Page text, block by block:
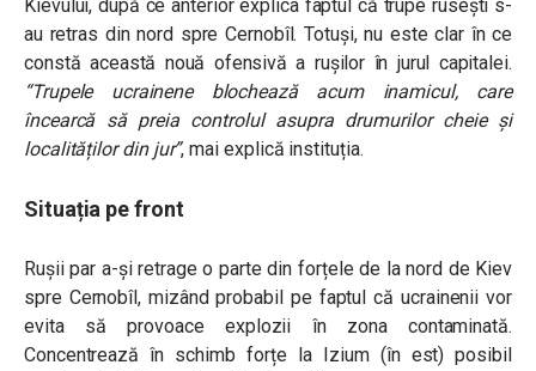
Kievului, după ce anterior explica faptul că trupe rusești s-
au retras din nord spre Cernobîl. Totuși, nu este clar în ce
constă această nouă ofensivă a rușilor în jurul capitalei.
“Trupele ucrainene blochează acum inamicul, care
încearcă să preia controlul asupra drumurilor cheie și
localităților din jur”, mai explică instituția.
Situația pe front
Rușii par a-și retrage o parte din forțele de la nord de Kiev
spre Cernobîl, mizând probabil pe faptul că ucrainenii vor
evita să provoace explozii în zona contaminată.
Concentrează în schimb forțe la Izium (în est) posibil